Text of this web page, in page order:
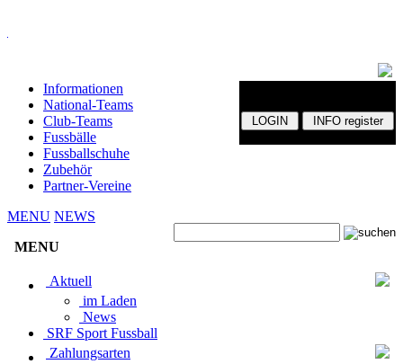
Informationen
National-Teams
Club-Teams
Fussbälle
Fussballschuhe
Zubehör
Partner-Vereine
MENU NEWS
MENU
Aktuell
im Laden
News
SRF Sport Fussball
Zahlungsarten